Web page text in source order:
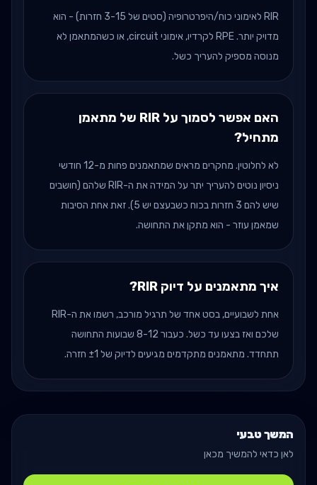
RIR לאימוני כוח/היפרטרופיה (סטים של 3-15 חזרות) - הוא
מדויק יותר. RPE לקרדיו, אימוני circuit, או כשהמתאמן לא
מנוסה מספיק להעריך כשל.
האם אפשר לסמוך על RIR של מתאמן
מתחיל?
לא לחלוטין. מחקרים מראים שמתאמנים פחות מ-12 חודשי
ניסיון נוטים להעריך יתר על המידה את ה-RIR שלהם (חושבים
שיש להם 3 חזרות בכוח כשבעצם יש 5). זאת אחת הסיבות
שמאמן עוזר - הוא מתקן את התחושה.
איך מתאמנים על דיוק RIR?
אחת לשבועיים, בסט אחד של תרגיל מורכב, רשמו את ה-RIR
שלכם ואז בצעו עד כשל. כעבור 8-12 שבועות התחושה
תתחדד. מתאמנים מתקדמים מגיעים לדיוק של ±1 חזרה.
המשך טבעי
לאן כדאי להמשיך מכאן